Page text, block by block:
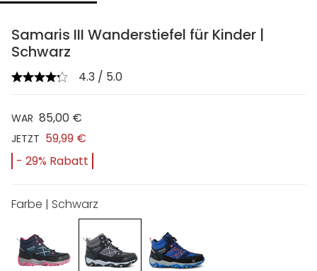
Samaris III Wanderstiefel für Kinder |
Schwarz
4.3 / 5.0
WAR 85,00 €
JETZT 59,99 €
- 29% Rabatt
Farbe | Schwarz